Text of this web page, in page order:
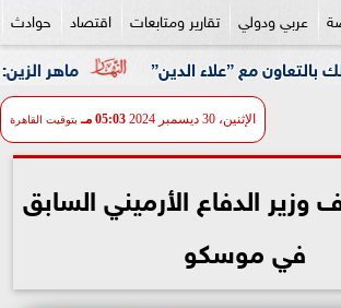
عربي ودولي تقارير ومتابعات اقتصاد حوادث
ماهر الزين: 25 حافلة تُعيد 1250 سودانيًا ضمن الفوج الـ41.. والالتزام بوثائق السفر عزز انسيابية العودة الطوعية ”علاء الدين”
الإثنين، 30 ديسمبر 2024 05:03 مـ بتوقيت القاهرة
وزير الدفاع الأرميني السابق
في موسكو